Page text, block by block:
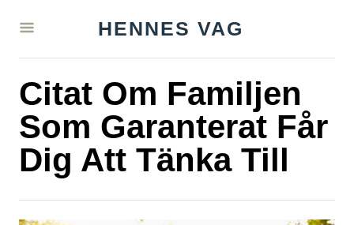
HENNES VAG
Citat Om Familjen
Som Garanterat Får
Dig Att Tänka Till